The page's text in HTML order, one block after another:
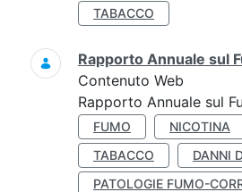
TABACCO
Rapporto Annuale sul
Contenuto Web
Rapporto Annuale sul
FUMO NICOTINA
TABACCO
DANNI
PATOLOGIE FUMO-